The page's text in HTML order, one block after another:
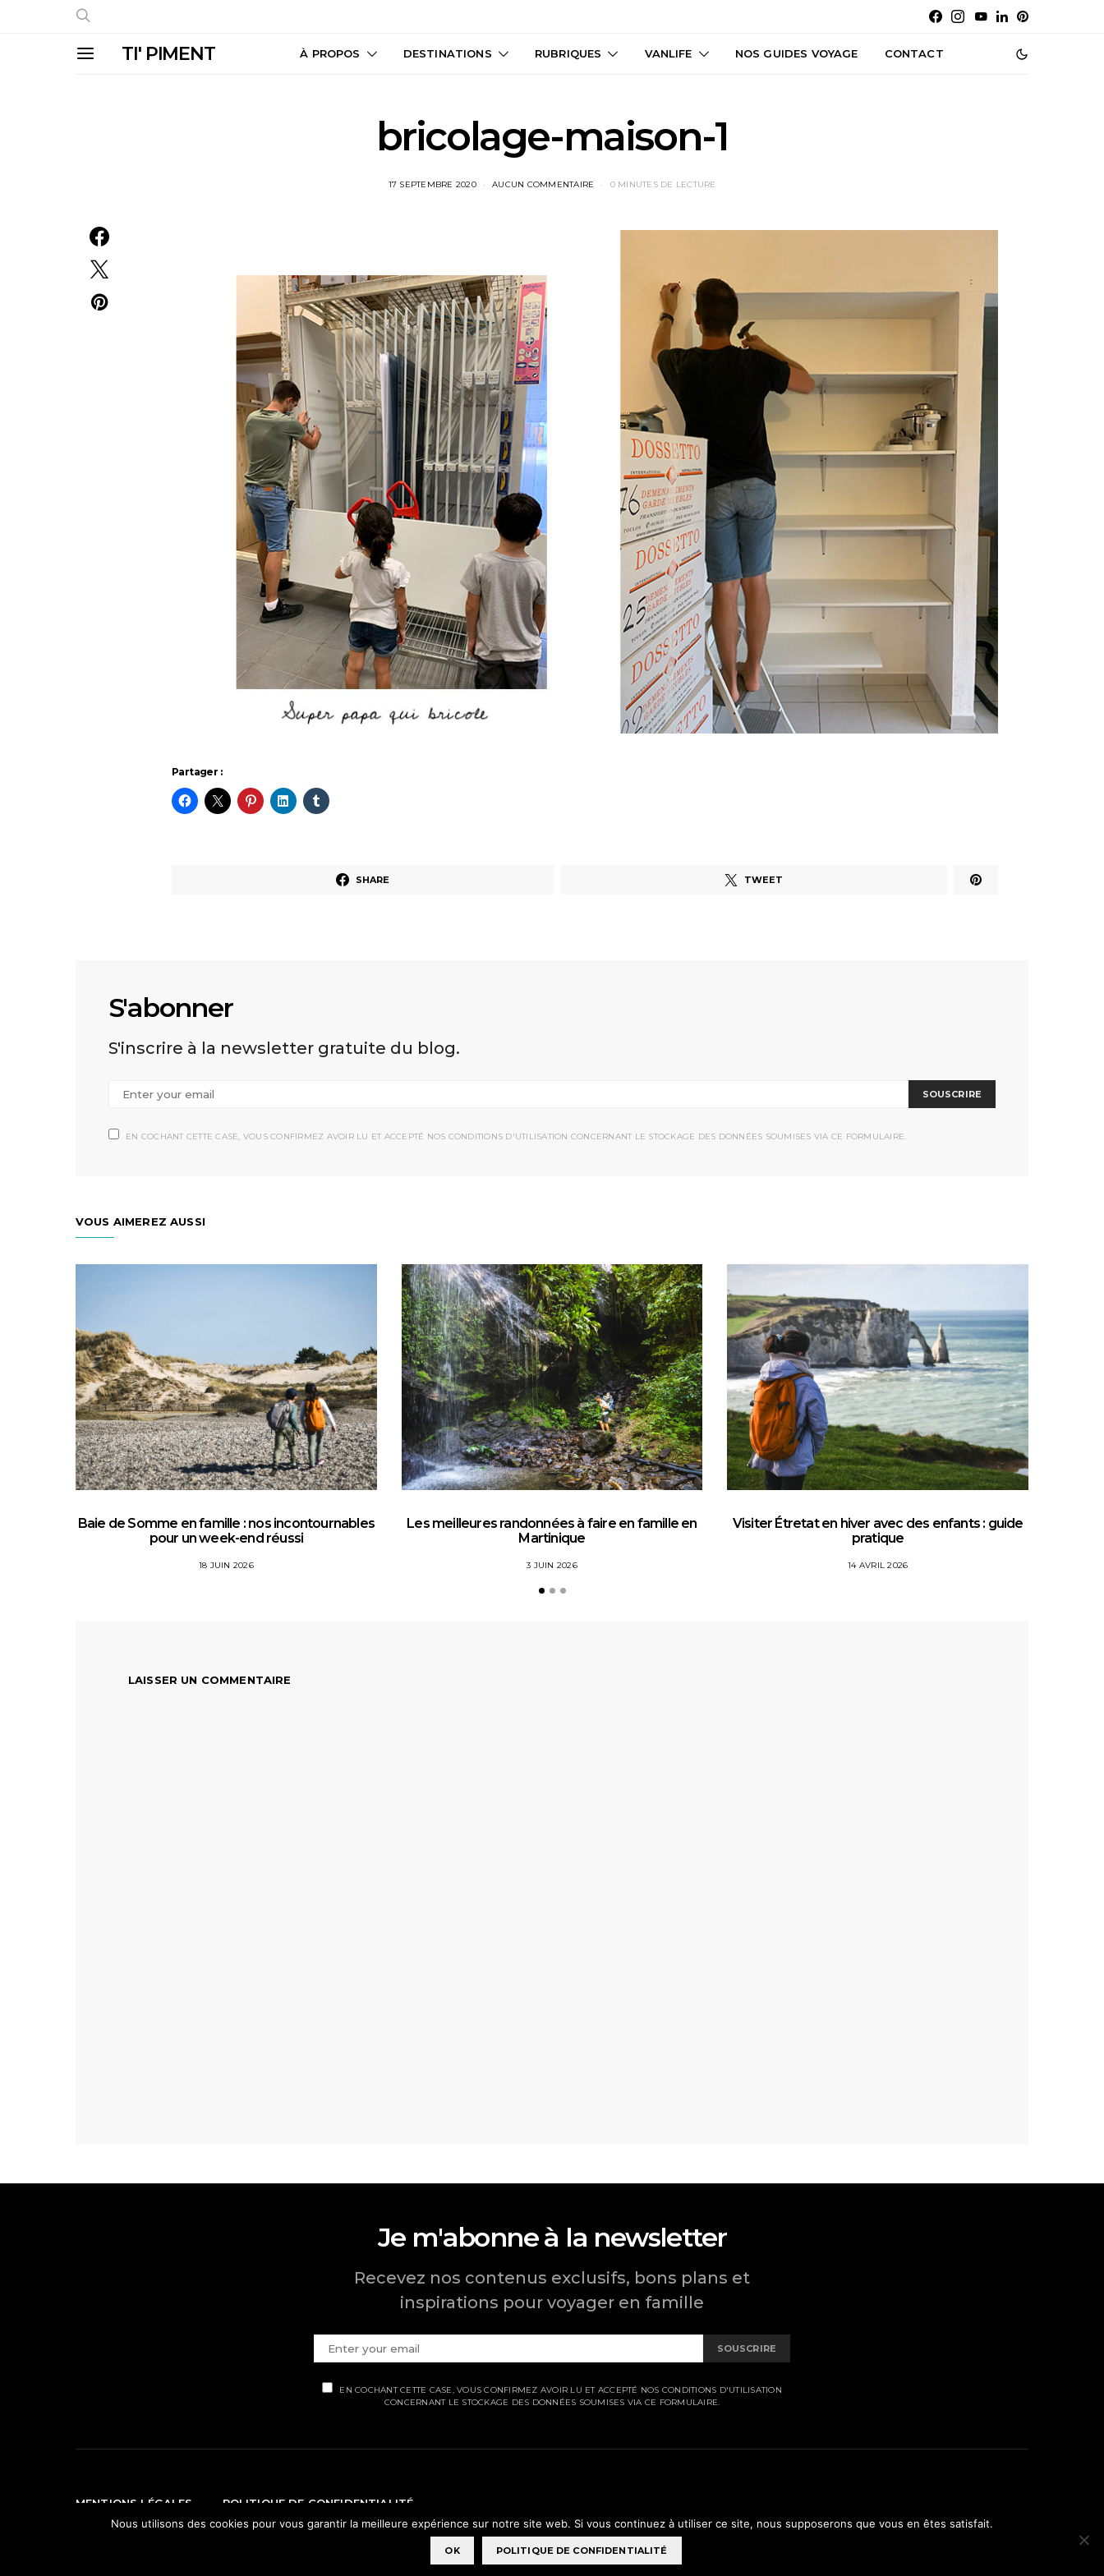
TI' PIMENT À PROPOS DESTINATIONS RUBRIQUES VANLIFE NOS GUIDES VOYAGE CONTACT
bricolage-maison-1
17 SEPTEMBRE 2020 AUCUN COMMENTAIRE 0 MINUTES DE LECTURE
Partager :
SHARE TWEET
S'abonner
S'inscrire à la newsletter gratuite du blog.
SOUSCRIRE
EN COCHANT CETTE CASE, VOUS CONFIRMEZ AVOIR LU ET ACCEPTÉ NOS CONDITIONS D'UTILISATION CONCERNANT LE STOCKAGE DES DONNÉES SOUMISES VIA CE FORMULAIRE.
VOUS AIMEREZ AUSSI
Baie de Somme en famille : nos incontournables
pour un week-end réussi
18 JUIN 2026
Les meilleures randonnées à faire en famille en
Martinique
3 JUIN 2026
Visiter Étretat en hiver avec des enfants : guide
pratique
14 AVRIL 2026
LAISSER UN COMMENTAIRE
Je m'abonne à la newsletter
Recevez nos contenus exclusifs, bons plans et
inspirations pour voyager en famille
SOUSCRIRE
EN COCHANT CETTE CASE, VOUS CONFIRMEZ AVOIR LU ET ACCEPTÉ NOS CONDITIONS D'UTILISATION
CONCERNANT LE STOCKAGE DES DONNÉES SOUMISES VIA CE FORMULAIRE.
MENTIONS LÉGALES POLITIQUE DE CONFIDENTIALITÉ
© Ti' Piment 2012 - 2026
Nous utilisons des cookies pour vous garantir la meilleure expérience sur notre site web. Si vous continuez à utiliser ce site, nous supposerons que vous en êtes satisfait.
OK POLITIQUE DE CONFIDENTIALITÉ